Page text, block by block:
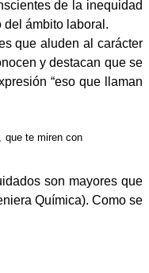
de la inequidad
del ámbito laboral.
que aluden al carácter
y destacan que se
“eso que llaman
que te miren con
son mayores que
Química). Como se